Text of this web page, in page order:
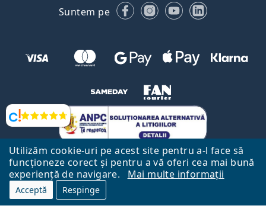
Utilizăm cookie-uri pe acest site pentru a-l face să
funcționeze corect și pentru a vă oferi cea mai bună
experiență de navigare.
Mai multe informații
Acceptă Respinge
Opinii
Suntem pe FacebookInstagram
YouTubeLinkedIn
Către Pagina Principală Mai sus